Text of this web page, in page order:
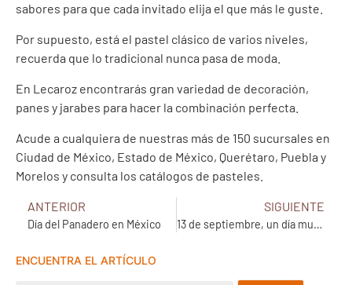
sabores para que cada invitado elija el que más le guste.
Por supuesto, está el pastel clásico de varios niveles,
recuerda que lo tradicional nunca pasa de moda.
En Lecaroz encontrarás gran variedad de decoración,
panes y jarabes para hacer la combinación perfecta.
Acude a cualquiera de nuestras más de 150 sucursales en
Ciudad de México, Estado de México, Querétaro, Puebla y
Morelos y consulta los catálogos de pasteles.
ANTERIOR
Día del Panadero en México
SIGUIENTE
13 de septiembre, un día muy chocolatoso
ENCUENTRA EL ARTÍCULO